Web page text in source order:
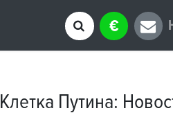
€
Клетка Путина: